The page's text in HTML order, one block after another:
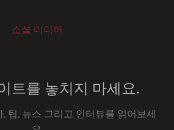
소셜 미디어
트를 놓치지 마세요.
팁, 뉴스 그리고 인터뷰를 읽어보세